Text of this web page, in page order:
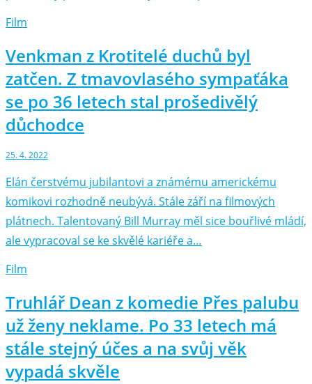
Film
Venkman z Krotitelé duchů byl
zatčen. Z tmavovlasého sympaťáka
se po 36 letech stal prošedivělý
důchodce
25. 4. 2022
Elán čerstvému jubilantovi a známému americkému
komikovi rozhodně neubývá. Stále září na filmových
plátnech. Talentovaný Bill Murray měl sice bouřlivé mládí,
ale vypracoval se ke skvělé kariéře a…
Film
Truhlář Dean z komedie Přes palubu
už ženy neklame. Po 33 letech má
stále stejný účes a na svůj věk
vypadá skvěle